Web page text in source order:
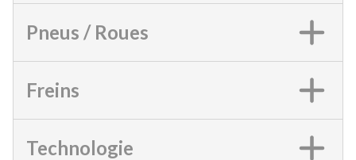
Pneus / Roues
Freins
Technologie